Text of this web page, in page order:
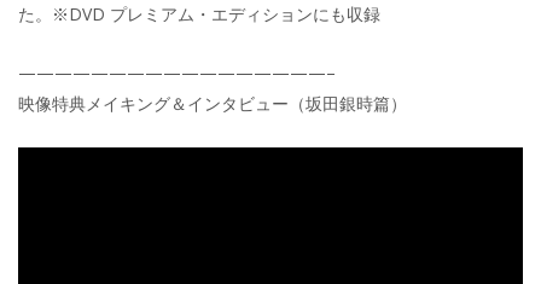
た。※DVD プレミアム・エディションにも収録
—————————————————–
映像特典メイキング＆インタビュー（坂田銀時篇）